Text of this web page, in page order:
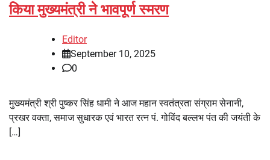
किया मुख्यमंत्री ने भावपूर्ण स्मरण
Editor
September 10, 2025
0
मुख्यमंत्री श्री पुष्कर सिंह धामी ने आज महान स्वतंत्रता संग्राम सेनानी,
प्रखर वक्ता, समाज सुधारक एवं भारत रत्न पं. गोविंद बल्लभ पंत की जयंती के
[…]